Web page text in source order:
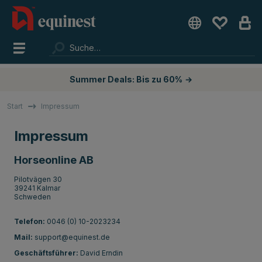
Summer Deals: Bis zu 60% →
Start Impressum
Impressum
Horseonline AB
Pilotvägen 30
39241 Kalmar
Schweden
Telefon: 0046 (0) 10-2023234
Mail: support@equinest.de
Geschäftsführer: David Erndin